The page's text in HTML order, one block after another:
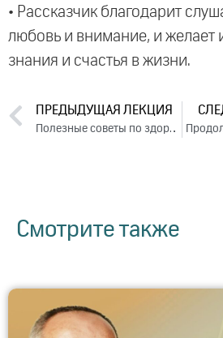
• Рассказчик благодарит
любовь и внимание, и желает
знания и счастья в жизни.
ПРЕДЫДУЩАЯ ЛЕКЦИЯ
Полезные советы по здоровью. Лекция 3 (фестиваль «Благость», 2016)
Смотрите также